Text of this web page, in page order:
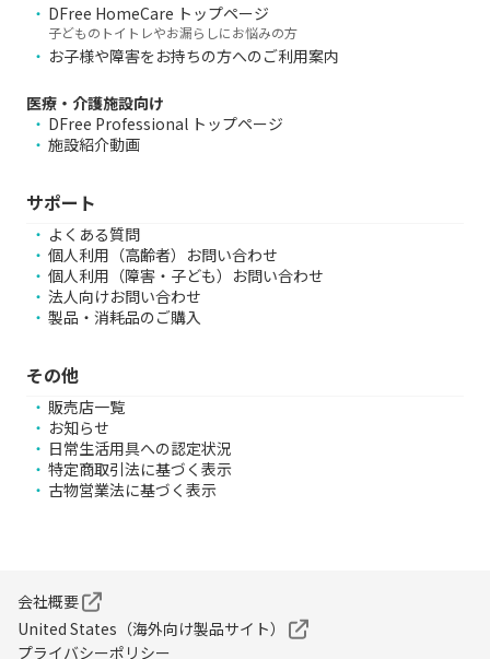
DFree HomeCare トップページ
子どものトイトレやお漏らしにお悩みの方
お子様や障害をお持ちの方へのご利用案内
医療・介護施設向け
DFree Professional トップページ
施設紹介動画
サポート
よくある質問
個人利用（高齢者）お問い合わせ
個人利用（障害・子ども）お問い合わせ
法人向けお問い合わせ
製品・消耗品のご購入
その他
販売店一覧
お知らせ
日常生活用具への認定状況
特定商取引法に基づく表示
古物営業法に基づく表示
会社概要
United States（海外向け製品サイト）
プライバシーポリシー